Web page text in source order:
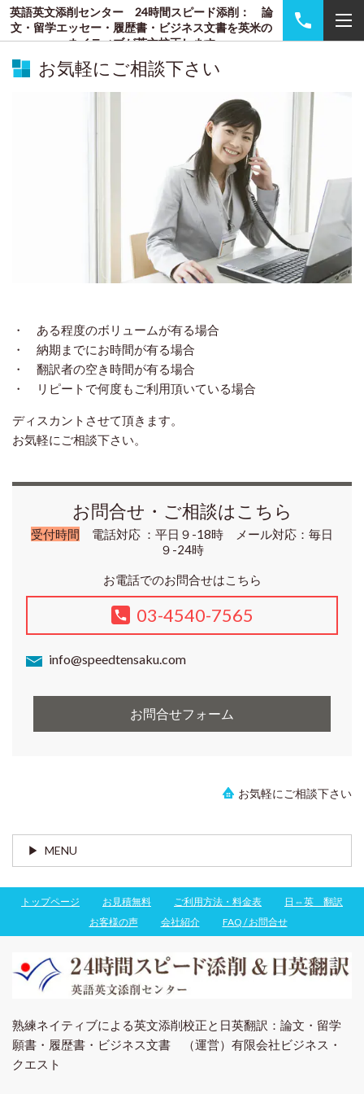
英語英文添削センター 24時間スピード添削： 論
文・留学エッセー・履歴書・ビジネス文書を英米の
ネイティブが英文校正します
お気軽にご相談下さい
・ ある程度のボリュームが有る場合
・ 納期までにお時間が有る場合
・ 翻訳者の空き時間が有る場合
・ リピートで何度もご利用頂いている場合
ディスカントさせて頂きます。
お気軽にご相談下さい。
お問合せ・ご相談はこちら
受付時間 電話対応 ：平日９-18時 メール対応：毎日
９-24時
お電話でのお問合せはこちら
03-4540-7565
info@speedtensaku.com
お問合せフォーム
お気軽にご相談下さい
MENU
トップページ お見積無料 ご利用方法・料金表
日⇔英 翻訳
お客様の声
会社紹介 FAQ / お問合せ
熟練ネイティブによる英文添削校正と日英翻訳：論文・留学
願書・履歴書・ビジネス文書 （運営）有限会社ビジネス・
クエスト